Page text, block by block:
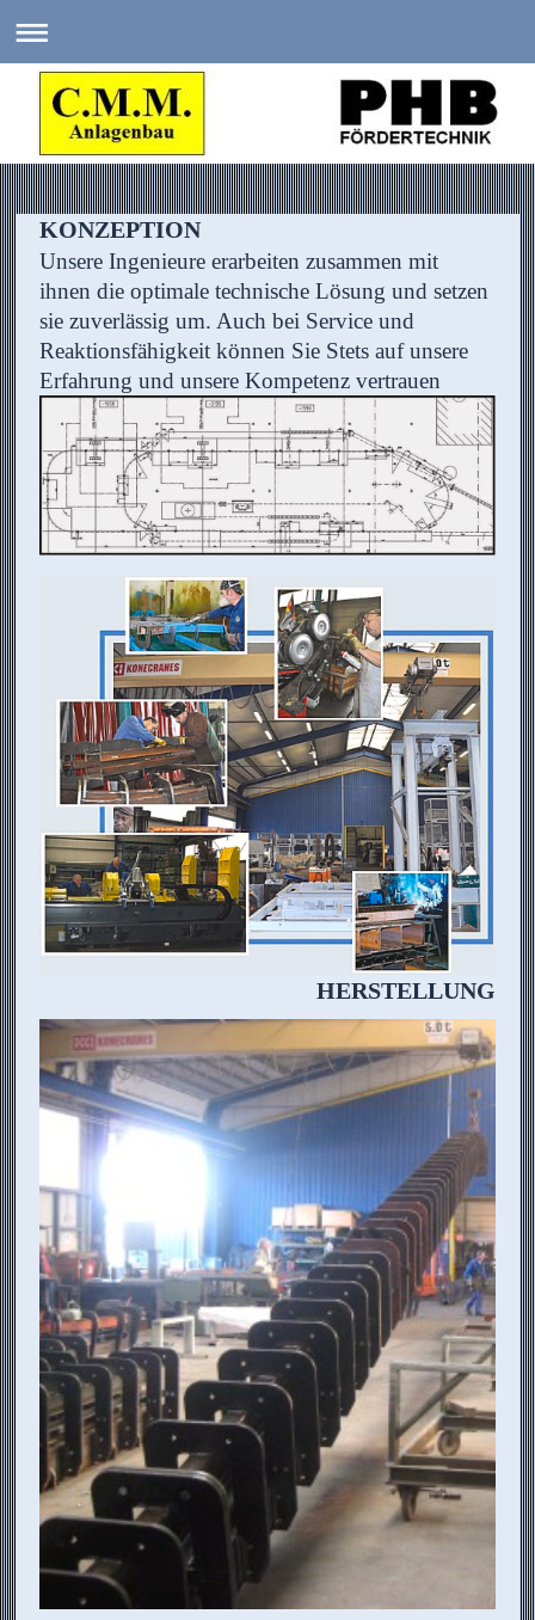
KONZEPTION
Unsere Ingenieure erarbeiten zusammen mit
ihnen die optimale technische Lösung und setzen
sie zuverlässig um. Auch bei Service und
Reaktionsfähigkeit können Sie Stets auf unsere
Erfahrung und unsere Kompetenz vertrauen
HERSTELLUNG